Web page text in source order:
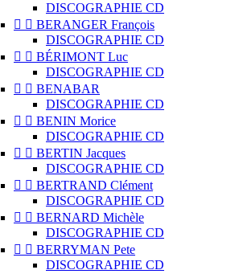
DISCOGRAPHIE CD
  BERANGER François
DISCOGRAPHIE CD
  BÉRIMONT Luc
DISCOGRAPHIE CD
  BENABAR
DISCOGRAPHIE CD
  BENIN Morice
DISCOGRAPHIE CD
  BERTIN Jacques
DISCOGRAPHIE CD
  BERTRAND Clément
DISCOGRAPHIE CD
  BERNARD Michèle
DISCOGRAPHIE CD
  BERRYMAN Pete
DISCOGRAPHIE CD